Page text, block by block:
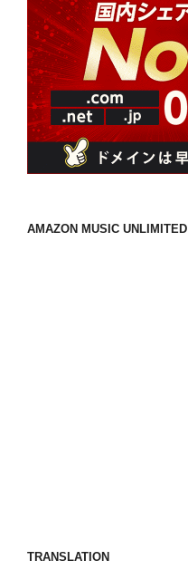
AMAZON MUSIC UNLIMITED
TRANSLATION